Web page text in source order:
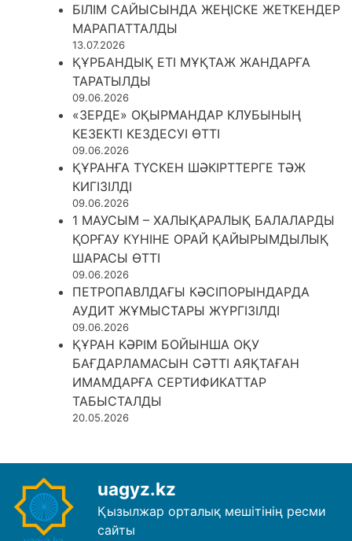
БІЛІМ САЙЫСЫНДА ЖЕҢІСКЕ ЖЕТКЕНДЕР
МАРАПАТТАЛДЫ
13.07.2026
ҚҰРБАНДЫҚ ЕТІ МҰҚТАЖ ЖАНДАРҒА
ТАРАТЫЛДЫ
09.06.2026
«ЗЕРДЕ» ОҚЫРМАНДАР КЛУБЫНЫҢ
КЕЗЕКТІ КЕЗДЕСУІ ӨТТІ
09.06.2026
ҚҰРАНҒА ТҮСКЕН ШӘКІРТТЕРГЕ ТӘЖ
КИГІЗІЛДІ
09.06.2026
1 МАУСЫМ – ХАЛЫҚАРАЛЫҚ БАЛАЛАРДЫ
ҚОРҒАУ КҮНІНЕ ОРАЙ ҚАЙЫРЫМДЫЛЫҚ
ШАРАСЫ ӨТТІ
09.06.2026
ПЕТРОПАВЛДАҒЫ КӘСІПОРЫНДАРДА
АУДИТ ЖҰМЫСТАРЫ ЖҮРГІЗІЛДІ
09.06.2026
ҚҰРАН КӘРІМ БОЙЫНША ОҚУ
БАҒДАРЛАМАСЫН СӘТТІ АЯҚТАҒАН
ИМАМДАРҒА СЕРТИФИКАТТАР
ТАБЫСТАЛДЫ
20.05.2026
uagyz.kz
Қызылжар орталық мешітінің ресми
сайты